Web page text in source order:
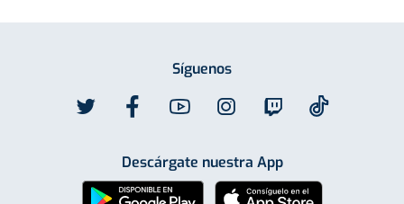
Síguenos
Descárgate nuestra App